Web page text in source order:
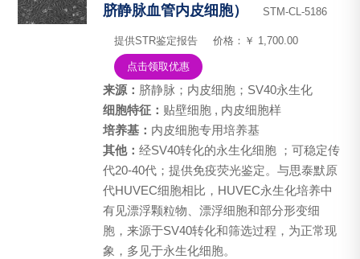
脐静脉血管内皮细胞）
STM-CL-5186
提供STR鉴定报告 价格：￥ 1,700.00
点击领取优惠
来源： 脐静脉；内皮细胞；SV40永生化
细胞特征： 贴壁细胞 , 内皮细胞样
培养基： 内皮细胞专用培养基
其他： 经SV40转化的永生化细胞 ；可稳定传
代20-40代；提供免疫荧光鉴定。与思泰默原
代HUVEC细胞相比，HUVEC永生化培养中
有见漂浮颗粒物、漂浮细胞和部分形变细
胞，来源于SV40转化和筛选过程，为正常现
象，多见于永生化细胞。